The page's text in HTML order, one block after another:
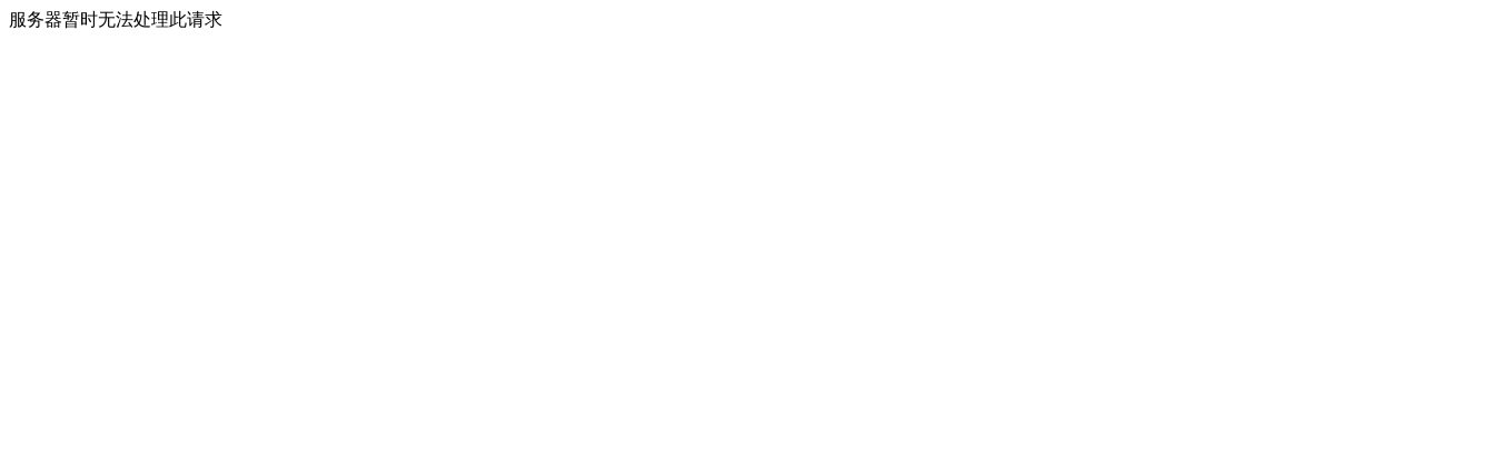
服务器暂时无法处理此请求